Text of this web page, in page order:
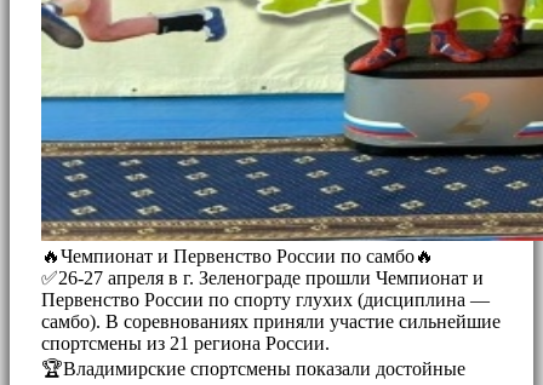
🔥Чемпионат и Первенство России по самбо🔥
✅26-27 апреля в г. Зеленограде прошли Чемпионат и
Первенство России по спорту глухих (дисциплина —
самбо). В соревнованиях приняли участие сильнейшие
спортсмены из 21 региона России.
🏆Владимирские спортсмены показали достойные